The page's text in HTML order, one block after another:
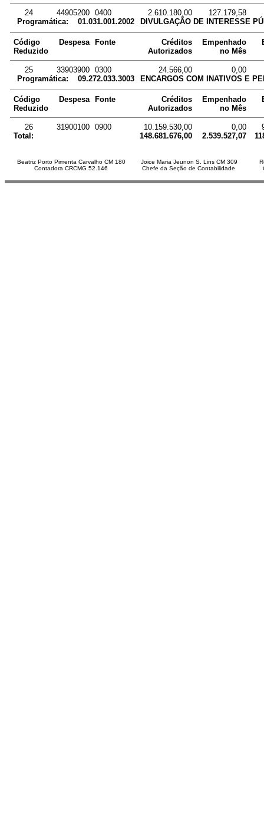
24 44905200 0400 2.610.180,00
127.179,58
Programática:
01.031.001.2002 DIVULGAÇÃO DE INTERESSE
Código
Reduzido
Despesa Fonte
Créditos
Autorizados
Empenhado
no Mês
25 33903900 0300 24.566,00
0,00
Programática:
09.272.033.3003 ENCARGOS COM INATIVOS E
Código
Reduzido
Despesa Fonte
Créditos
Autorizados
Empenhado
no Mês
26 31900100 0900 10.159.530,00 0,00
Total:
148.681.676,00 2.539.527,07
Beatriz Porto Pimenta Carvalho CM 180 Joice Maria Jeunon S. Lins CM 309
Contadora CRCMG 52.146
Chefe da Seção de Contabilidade